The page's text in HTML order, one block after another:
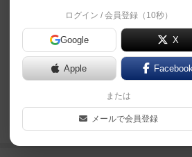
まさに今年の為にある？
ゲーム”シェフィ”の紹介
１匹から１０００匹まで
す。＜勝利条件＞・自分
じカードを置く。＜敗北
つじが全滅する。・３ラ
のひつじが１０００匹に...
ログイン / 会員登録（10秒）
Google X
Apple
または
メールで会員登録